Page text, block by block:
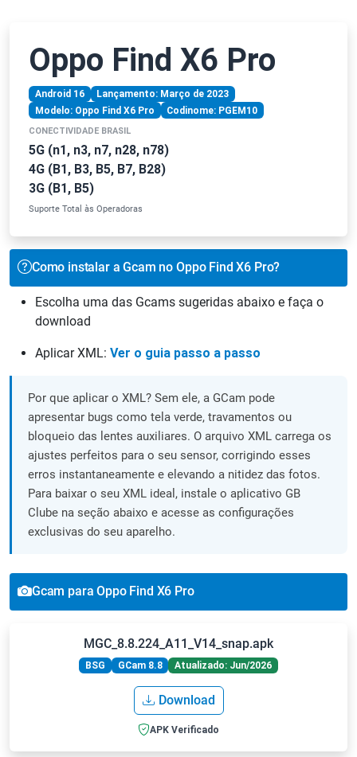
Oppo Find X6 Pro
Android 16
Lançamento: Março de 2023
Modelo: Oppo Find X6 Pro
Codinome: PGEM10
CONECTIVIDADE BRASIL
5G (n1, n3, n7, n28, n78)
4G (B1, B3, B5, B7, B28)
3G (B1, B5)
Suporte Total às Operadoras
Como instalar a Gcam no Oppo Find X6 Pro?
Escolha uma das Gcams sugeridas abaixo e faça o
download
Aplicar XML: Ver o guia passo a passo
Por que aplicar o XML? Sem ele, a GCam pode
apresentar bugs como tela verde, travamentos ou
bloqueio das lentes auxiliares. O arquivo XML carrega os
ajustes perfeitos para o seu sensor, corrigindo esses
erros instantaneamente e elevando a nitidez das fotos.
Para baixar o seu XML ideal, instale o aplicativo GB
Clube na seção abaixo e acesse as configurações
exclusivas do seu aparelho.
Gcam para Oppo Find X6 Pro
MGC_8.8.224_A11_V14_snap.apk
BSG GCam 8.8 Atualizado: Jun/2026
Download
APK Verificado